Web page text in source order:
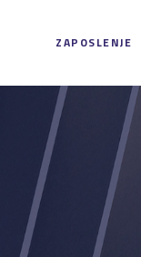
ZAPOSLENJE